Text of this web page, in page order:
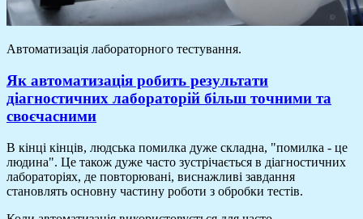
Автоматизація лабораторного тестування.
Як автоматизація робить результати
діагностичних лабораторій більш точними та
своєчасними
В кінці кінців, людська помилка дуже складна, "помилка - це
людина". Це також дуже часто зустрічається в діагностичних
лабораторіях, де повторювані, виснажливі завдання
становлять основну частину роботи з обробки тестів.